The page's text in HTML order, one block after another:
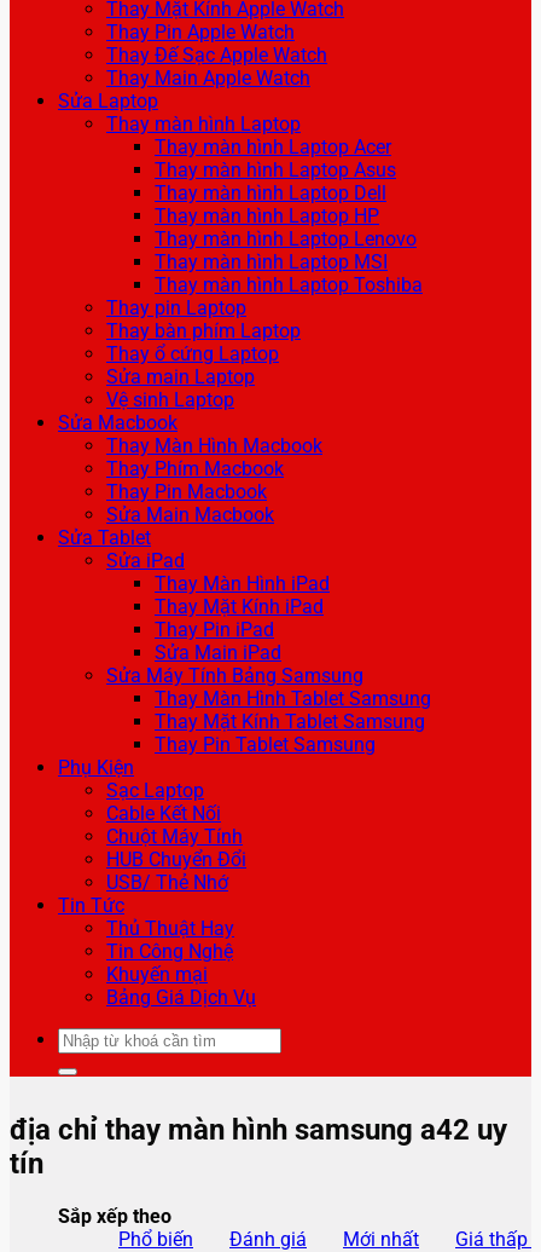
Thay Mặt Kính Apple Watch
Thay Pin Apple Watch
Thay Đế Sạc Apple Watch
Thay Main Apple Watch
Sửa Laptop
Thay màn hình Laptop
Thay màn hình Laptop Acer
Thay màn hình Laptop Asus
Thay màn hình Laptop Dell
Thay màn hình Laptop HP
Thay màn hình Laptop Lenovo
Thay màn hình Laptop MSI
Thay màn hình Laptop Toshiba
Thay pin Laptop
Thay bàn phím Laptop
Thay ổ cứng Laptop
Sửa main Laptop
Vệ sinh Laptop
Sửa Macbook
Thay Màn Hình Macbook
Thay Phím Macbook
Thay Pin Macbook
Sửa Main Macbook
Sửa Tablet
Sửa iPad
Thay Màn Hình iPad
Thay Mặt Kính iPad
Thay Pin iPad
Sửa Main iPad
Sửa Máy Tính Bảng Samsung
Thay Màn Hình Tablet Samsung
Thay Mặt Kính Tablet Samsung
Thay Pin Tablet Samsung
Phụ Kiện
Sạc Laptop
Cable Kết Nối
Chuột Máy Tính
HUB Chuyển Đổi
USB/ Thẻ Nhớ
Tin Tức
Thủ Thuật Hay
Tin Công Nghệ
Khuyến mại
Bảng Giá Dịch Vụ
Tìm
kiếm:
địa chỉ thay màn hình samsung a42 uy
tín
Sắp xếp theo
Phổ biến
Đánh giá Mới nhất Giá thấp